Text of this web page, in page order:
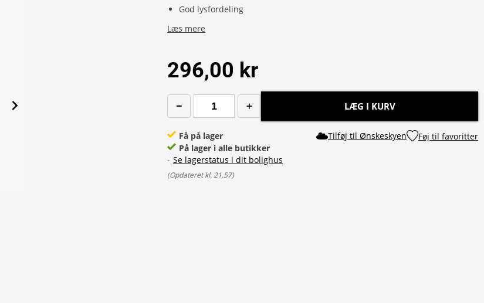
God lysfordeling
Læs mere
296,00 kr
LÆG I KURV
Få på lager
På lager i alle butikker
- Se lagerstatus i dit bolighus
(Opdateret kl. 21.57)
Tilføj til Ønskeskyen Føj til favoritter